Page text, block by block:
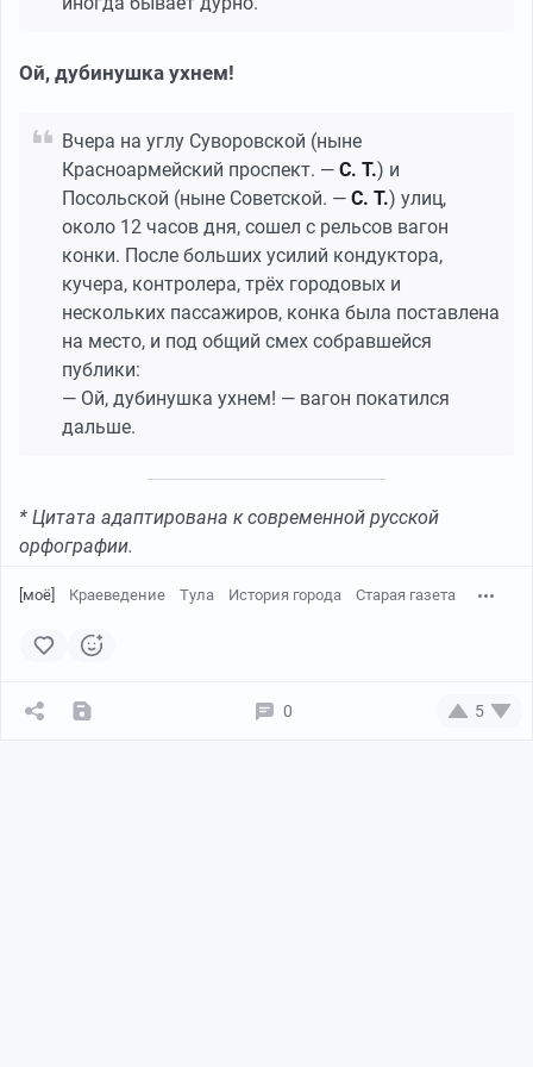
Ой, дубинушка ухнем!
Вчера на углу Суворовской (ныне
Красноармейский проспект. — С. Т.) и
Посольской (ныне Советской. — С. Т.) улиц,
около 12 часов дня, сошел с рельсов вагон
конки. После больших усилий кондуктора,
кучера, контролера, трёх городовых и
нескольких пассажиров, конка была поставлена
на место, и под общий смех собравшейся
публики:
— Ой, дубинушка ухнем! — вагон покатился
дальше.
* Цитата адаптирована к современной русской
орфографии.
[моё] Краеведение Тула История города Старая газета
0 5